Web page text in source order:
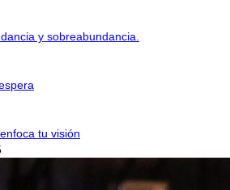
y sobreabundancia.
tu visión